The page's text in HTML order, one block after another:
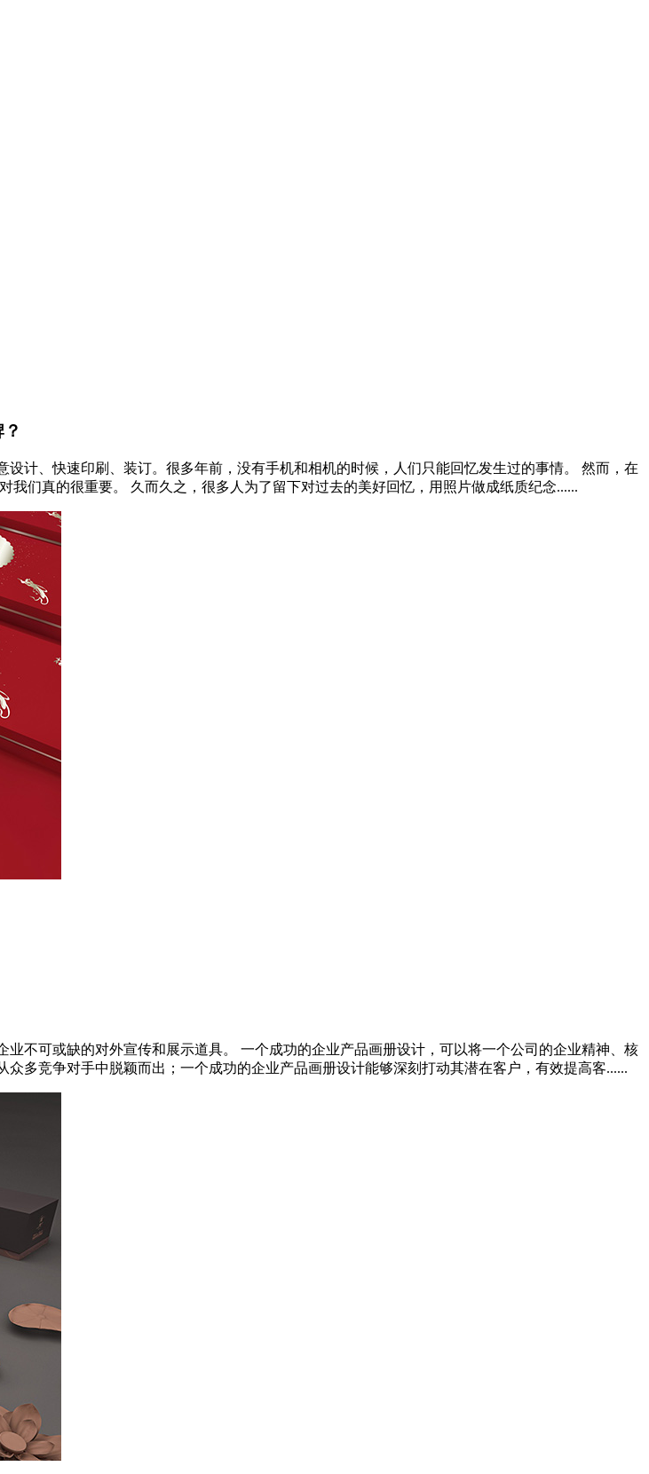
计、快速印刷、装订。很多年前，没有手机和相机的时候，人们只能回忆发生过的事情。 然而，在
们真的很重要。 久而久之，很多人为了留下对过去的美好回忆，用照片做成纸质纪念......
不可或缺的对外宣传和展示道具。 一个成功的企业产品画册设计，可以将一个公司的企业精神、核
多竞争对手中脱颖而出；一个成功的企业产品画册设计能够深刻打动其潜在客户，有效提高客......